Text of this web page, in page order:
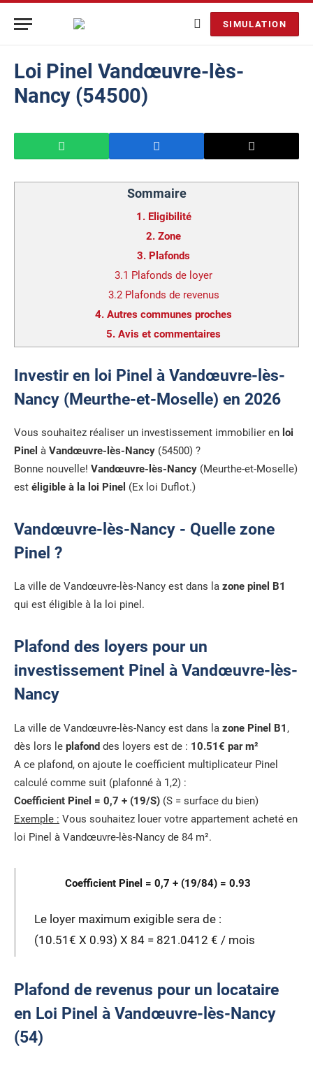
SIMULATION
Loi Pinel Vandœuvre-lès-
Nancy (54500)
Sommaire
1. Eligibilité
2. Zone
3. Plafonds
3.1 Plafonds de loyer
3.2 Plafonds de revenus
4. Autres communes proches
5. Avis et commentaires
Investir en loi Pinel à Vandœuvre-lès-
Nancy (Meurthe-et-Moselle) en 2026
Vous souhaitez réaliser un investissement immobilier en loi
Pinel à Vandœuvre-lès-Nancy (54500) ?
Bonne nouvelle! Vandœuvre-lès-Nancy (Meurthe-et-Moselle)
est éligible à la loi Pinel (Ex loi Duflot.)
Vandœuvre-lès-Nancy - Quelle zone
Pinel ?
La ville de Vandœuvre-lès-Nancy est dans la zone pinel B1
qui est éligible à la loi pinel.
Plafond des loyers pour un
investissement Pinel à Vandœuvre-lès-
Nancy
La ville de Vandœuvre-lès-Nancy est dans la zone Pinel B1 ,
dès lors le plafond des loyers est de : 10.51€ par m²
A ce plafond, on ajoute le coefficient multiplicateur Pinel
calculé comme suit (plafonné à 1,2) :
Coefficient Pinel = 0,7 + (19/S) (S = surface du bien)
Exemple : Vous souhaitez louer votre appartement acheté en
loi Pinel à Vandœuvre-lès-Nancy de 84 m².
Coefficient Pinel = 0,7 + (19/84) = 0.93
Le loyer maximum exigible sera de :
(10.51€ X 0.93) X 84 = 821.0412 € / mois
Plafond de revenus pour un locataire
en Loi Pinel à Vandœuvre-lès-Nancy
(54)